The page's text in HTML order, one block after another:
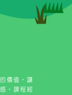
價值，讓
，課程經